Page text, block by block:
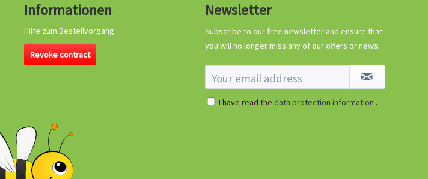
Informationen
Hilfe zum Bestellvorgang
Revoke contract
Newsletter
Subscribe to our free newsletter and ensure that
you will no longer miss any of our offers or news.
I have read the data protection information .